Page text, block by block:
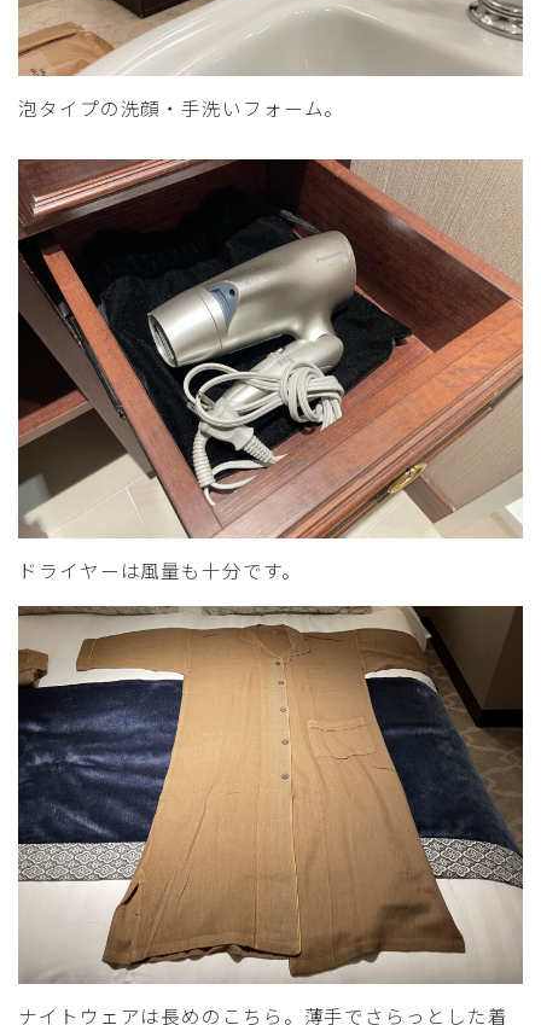
泡タイプの洗顔・手洗いフォーム。
ドライヤーは風量も十分です。
ナイトウェアは長めのこちら。薄手でさらっとした着